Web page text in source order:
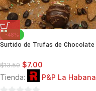
-48%
Surtido de Trufas de Chocolate
$13.50 $7.00
Tienda:
P&P La Habana